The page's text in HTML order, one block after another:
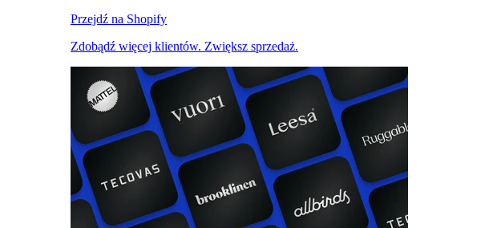
Przejdź na Shopify
Zdobądź więcej klientów. Zwiększ sprzedaż.